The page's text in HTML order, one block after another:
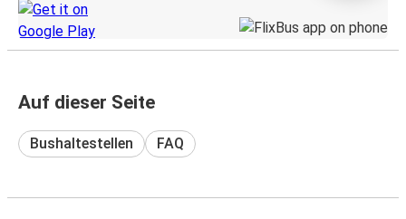
Auf dieser Seite
Bushaltestellen FAQ